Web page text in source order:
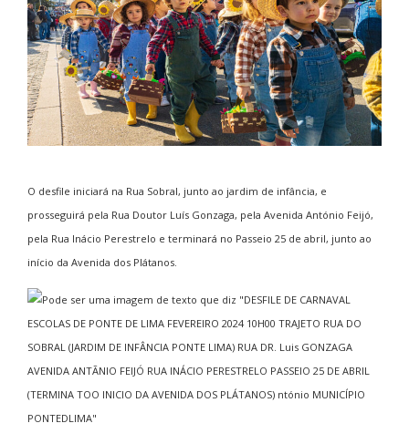
O desfile iniciará na Rua Sobral, junto ao jardim de infância, e
prosseguirá pela Rua Doutor Luís Gonzaga, pela Avenida António Feijó,
pela Rua Inácio Perestrelo e terminará no Passeio 25 de abril, junto ao
início da Avenida dos Plátanos.